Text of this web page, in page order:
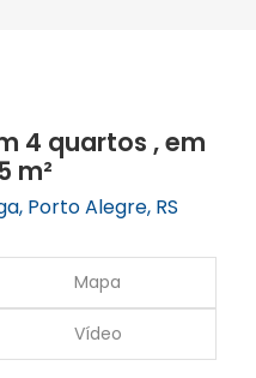
4 quartos , em
m²
Porto Alegre, RS
Mapa
Vídeo